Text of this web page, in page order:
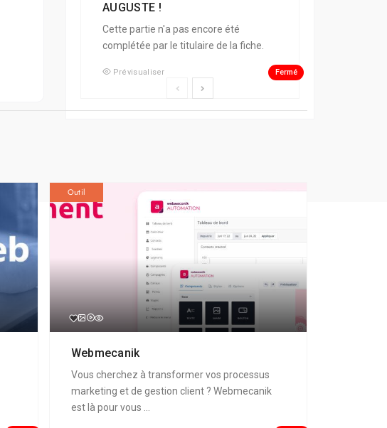
AUGUSTE !
Cette partie n'a pas encore été
complétée par le titulaire de la fiche.
Prévisualiser Fermé
Outil
Webmecanik
Vous cherchez à transformer vos processus
marketing et de gestion client ? Webmecanik
est là pour vous ...